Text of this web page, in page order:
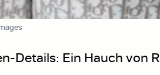
Details: Ein Hauch von